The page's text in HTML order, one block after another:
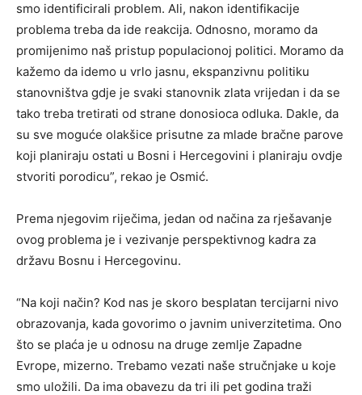
smo identificirali problem. Ali, nakon identifikacije
problema treba da ide reakcija. Odnosno, moramo da
promijenimo naš pristup populacionoj politici. Moramo da
kažemo da idemo u vrlo jasnu, ekspanzivnu politiku
stanovništva gdje je svaki stanovnik zlata vrijedan i da se
tako treba tretirati od strane donosioca odluka. Dakle, da
su sve moguće olakšice prisutne za mlade bračne parove
koji planiraju ostati u Bosni i Hercegovini i planiraju ovdje
stvoriti porodicu”, rekao je Osmić.
Prema njegovim riječima, jedan od načina za rješavanje
ovog problema je i vezivanje perspektivnog kadra za
državu Bosnu i Hercegovinu.
“Na koji način? Kod nas je skoro besplatan tercijarni nivo
obrazovanja, kada govorimo o javnim univerzitetima. Ono
što se plaća je u odnosu na druge zemlje Zapadne
Evrope, mizerno. Trebamo vezati naše stručnjake u koje
smo uložili. Da ima obavezu da tri ili pet godina traži